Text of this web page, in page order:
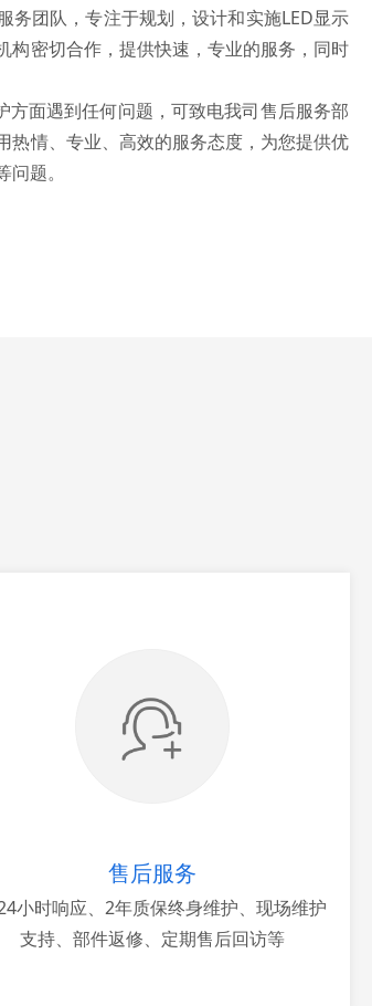
务团队，专注于规划，设计和实施LED显示
构密切合作，提供快速，专业的服务，同时
面遇到任何问题，可致电我司售后服务部
热情、专业、高效的服务态度，为您提供优
题。
售后服务
小时响应、2年质保终身维护、现场维护
支持、部件返修、定期售后回访等